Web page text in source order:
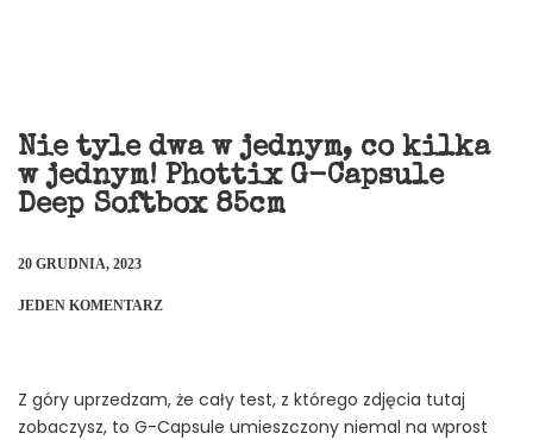
Nie tyle dwa w jednym, co kilka
w jednym! Phottix G-Capsule
Deep Softbox 85cm
20 GRUDNIA, 2023
JEDEN KOMENTARZ
Z góry uprzedzam, że cały test, z którego zdjęcia tutaj
zobaczysz, to G-Capsule umieszczony niemal na wprost